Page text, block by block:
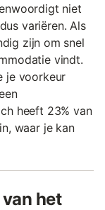
niet
variëren. Als
zijn om snel
vindt.
je voorkeur
heeft 23% van
waar je kan
het